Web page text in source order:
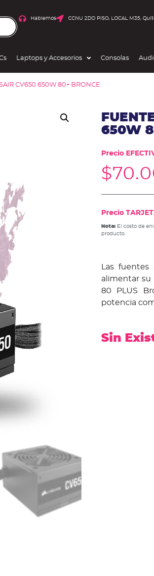
Hablemos CCNU 2DO PISO, LOCAL M35,
Laptops y Accesorios Consolas
CV650 650W 80+ BRONCE
650W
Precio
$
Precio
Nota:El costo de
producto.
Las
alimentar su
80 PLUS
potencia
Sin